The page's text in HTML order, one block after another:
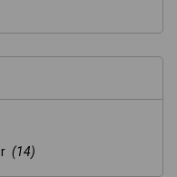
auf der linken
(14)